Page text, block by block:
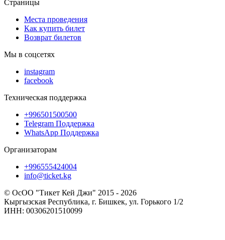
Страницы
Места проведения
Как купить билет
Возврат билетов
Мы в соцсетях
instagram
facebook
Техническая поддержка
+996501500500
Telegram Поддержка
WhatsApp Поддержка
Организаторам
+996555424004
info@ticket.kg
© ОсОО "Тикет Кей Джи" 2015 - 2026
Кыргызская Республика, г. Бишкек, ул. Горького 1/2
ИНН: 00306201510099